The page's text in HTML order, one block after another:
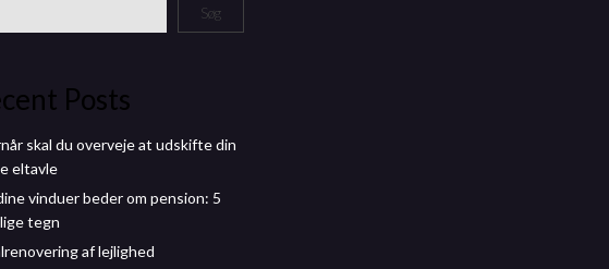
Søg
Posts
skal du overveje at udskifte din
eltavle
vinduer beder om pension: 5
tegn
af lejlighed